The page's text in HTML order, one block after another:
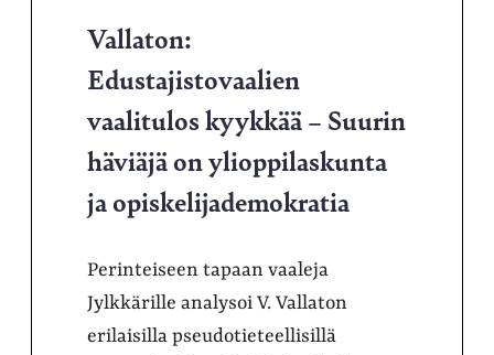
Vallaton:
Edustajistovaalien
vaalitulos kyykkää – Suurin
häviäjä on ylioppilaskunta
ja opiskelijademokratia
Perinteiseen tapaan vaaleja
Jylkkärille analysoi V. Vallaton
erilaisilla pseudotieteellisillä